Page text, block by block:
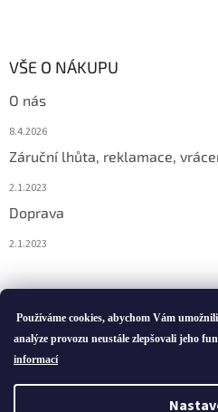
Používáme cookies, abychom Vám
analýze provozu neustále zlepšovali jeho
informací
VŠE O NÁKUPU
O nás
8.4.2026
Záruční lhůta, reklamace,
2.1.2023
Doprava
2.1.2023